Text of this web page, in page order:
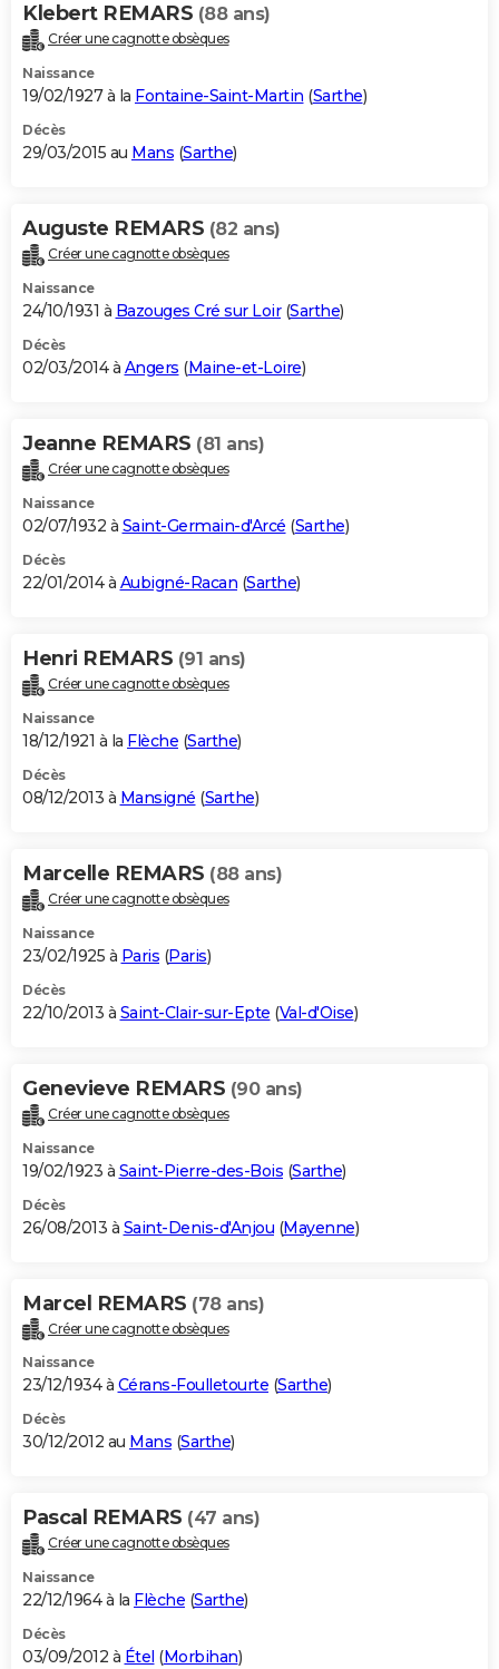
Klebert REMARS (88 ans)
Créer une cagnotte obsèques
Naissance
19/02/1927 à la Fontaine-Saint-Martin (Sarthe)
Décès
29/03/2015 au Mans (Sarthe)
Auguste REMARS (82 ans)
Créer une cagnotte obsèques
Naissance
24/10/1931 à Bazouges Cré sur Loir(Sarthe)
Décès
02/03/2014 à Angers (Maine-et-Loire)
Jeanne REMARS (81 ans)
Créer une cagnotte obsèques
Naissance
02/07/1932 à Saint-Germain-d'Arcé (Sarthe)
Décès
22/01/2014 à Aubigné-Racan (Sarthe)
Henri REMARS (91 ans)
Créer une cagnotte obsèques
Naissance
18/12/1921 à la Flèche (Sarthe)
Décès
08/12/2013 à Mansigné (Sarthe)
Marcelle REMARS (88 ans)
Créer une cagnotte obsèques
Naissance
23/02/1925 à Paris (Paris)
Décès
22/10/2013 à Saint-Clair-sur-Epte (Val-d'Oise)
Genevieve REMARS (90 ans)
Créer une cagnotte obsèques
Naissance
19/02/1923 à Saint-Pierre-des-Bois (Sarthe)
Décès
26/08/2013 à Saint-Denis-d'Anjou (Mayenne)
Marcel REMARS (78 ans)
Créer une cagnotte obsèques
Naissance
23/12/1934 à Cérans-Foulletourte (Sarthe)
Décès
30/12/2012 au Mans (Sarthe)
Pascal REMARS (47 ans)
Créer une cagnotte obsèques
Naissance
22/12/1964 à la Flèche (Sarthe)
Décès
03/09/2012 à Étel (Morbihan)